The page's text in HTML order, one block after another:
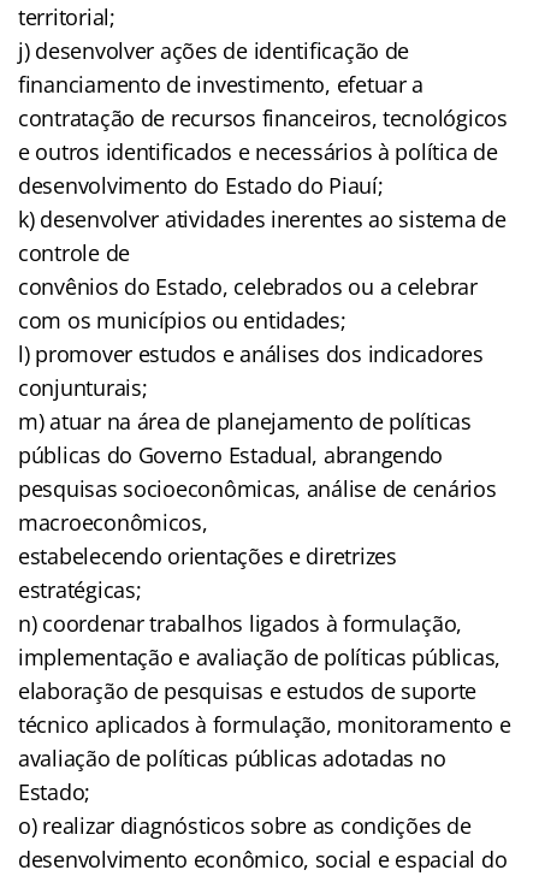
territorial;
j) desenvolver ações de identificação de
financiamento de investimento, efetuar a
contratação de recursos financeiros, tecnológicos
e outros identificados e necessários à política de
desenvolvimento do Estado do Piauí;
k) desenvolver atividades inerentes ao sistema de
controle de
convênios do Estado, celebrados ou a celebrar
com os municípios ou entidades;
l) promover estudos e análises dos indicadores
conjunturais;
m) atuar na área de planejamento de políticas
públicas do Governo Estadual, abrangendo
pesquisas socioeconômicas, análise de cenários
macroeconômicos,
estabelecendo orientações e diretrizes
estratégicas;
n) coordenar trabalhos ligados à formulação,
implementação e avaliação de políticas públicas,
elaboração de pesquisas e estudos de suporte
técnico aplicados à formulação, monitoramento e
avaliação de políticas públicas adotadas no
Estado;
o) realizar diagnósticos sobre as condições de
desenvolvimento econômico, social e espacial do